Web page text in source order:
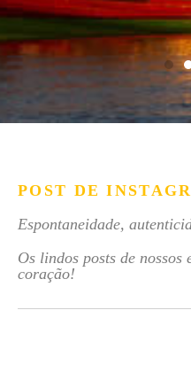
POST DE
Espontaneidade,
Os lindos posts de nossos
coração!